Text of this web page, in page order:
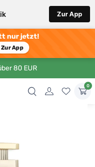
Zur App
nur jetzt!
Zur App
80 EUR
0